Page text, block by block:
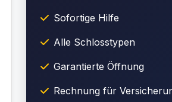
Sofortige Hilfe
Alle Schlosstypen
Garantierte Öffnung
Rechnung für